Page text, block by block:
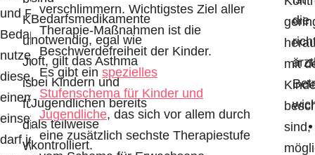
und Formoterol als
Bedarfsmedikament
nutzen, können
dieses auch bei
einem Asthmaanfall
einsetzen. Dabei
darf jedoch die
Kindern
und
Jugendlichen
ist
für
die
Wahl
Bedarfsmedikamente
notwendig, egal wie
oft, gilt das Asthma
bei Kindern und
Jugendlichen bereits
als teilweise
kontrolliert.
verschlimmern. Wichtigstes Ziel aller
Therapie-Maßnahmen ist die
Beschwerdefreiheit der Kinder.
Es gibt ein spezielles
Stufenschema für Kinder und
Jugendliche, das sich vor allem durch
eine zusätzlich sechste Therapiestufe
–
mit
sind,
die